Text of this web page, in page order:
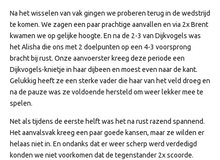
Na het wisselen van vak gingen we proberen terug in de wedstrijd
te komen. We zagen een paar prachtige aanvallen en via 2x Brent
kwamen we op gelijke hoogte. En na de 2-3 van Dijkvogels was
het Alisha die ons met 2 doelpunten op een 4-3 voorsprong
bracht bij rust. Onze aanvoerster kreeg deze periode een
Dijkvogels-knietje in haar dijbeen en moest even naar de kant.
Gelukkig heeft ze een sterke vader die haar van het veld droeg en
na de pauze was ze voldoende hersteld om weer lekker mee te
spelen.
Net als tijdens de eerste helft was het na rust razend spannend.
Het aanvalsvak kreeg een paar goede kansen, maar ze wilden er
helaas niet in. En ondanks dat er weer scherp werd verdedigd
konden we niet voorkomen dat de tegenstander 2x scoorde.